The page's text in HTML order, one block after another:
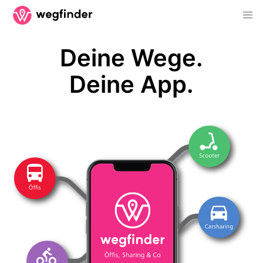
Deine Wege.
Deine App.